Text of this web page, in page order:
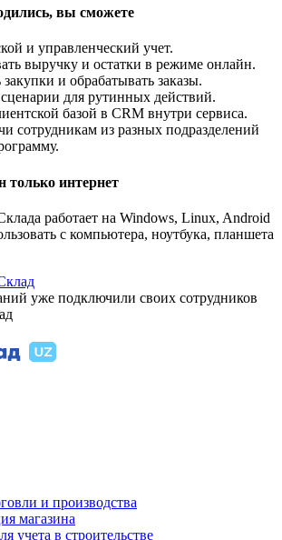
вы сможете
и управленческий учет.
выручку и остатки в режиме онлайн.
и обрабатывать заказы.
для рутинных действий.
базой в CRM внутри сервиса.
сотрудникам из разных подразделений
только интернет
работает на Windows, Linux, Android
с компьютера, ноутбука, планшета
уже подключили своих сотрудников
и производства
магазина
учета в строительстве